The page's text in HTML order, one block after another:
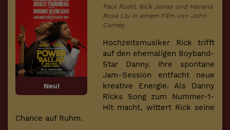
Neu!
Paul Rudd, Nick Jonas und Havana
Rose Liu in einem Film von John
Carney
Hochzeitsmusiker Rick trifft
auf den ehemaligen Boyband-
Star Danny. Ihre spontane
Jam-Session entfacht neue
kreative Energie. Als Danny
Ricks Song zum Nummer-1-
Hit macht, wittert Rick seine
Chance auf Ruhm.